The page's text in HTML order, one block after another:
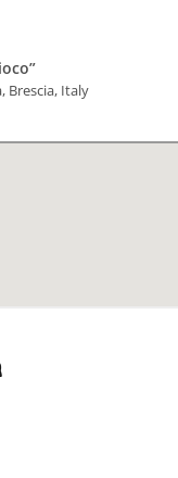
Brescia, Italy